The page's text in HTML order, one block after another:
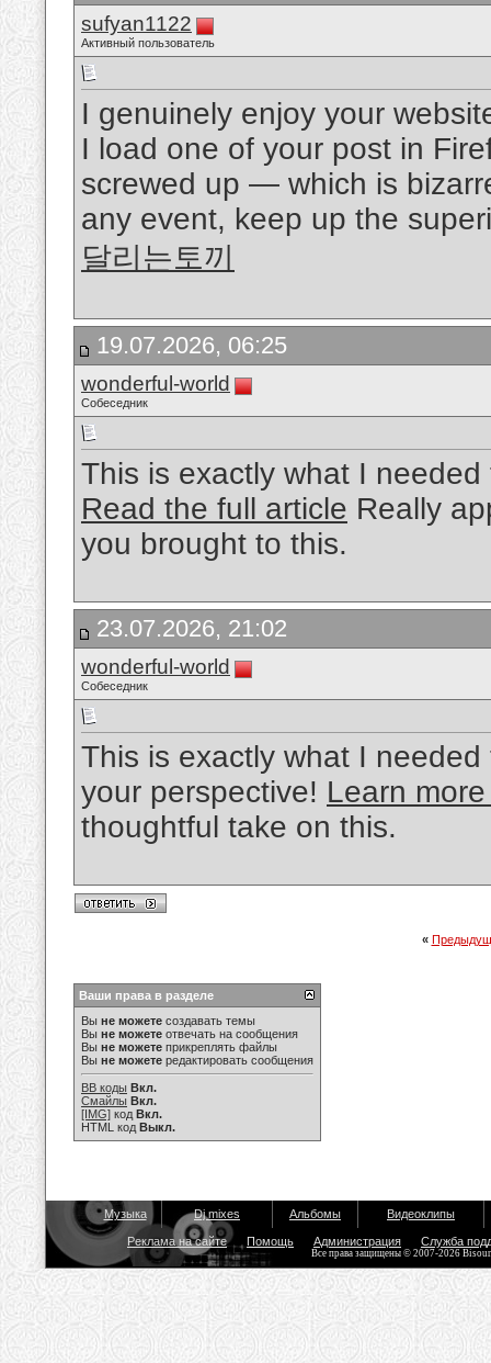
sufyan1122
Активный пользователь
I genuinely enjoy your
I load one of your post in
screwed up — which is
any event, keep up the
달리는토끼
19.07.2026, 06:25
wonderful-world
Собеседник
This is exactly what I
Read the full article Really
you brought to this.
23.07.2026, 21:02
wonderful-world
Собеседник
This is exactly what I
your perspective! Learn
thoughtful take on this.
«
Ваши права в разделе
Вы не можете создавать темы
Вы не можете отвечать на сообщения
Вы не можете прикреплять файлы
Вы не можете редактировать сообщения
BB коды Вкл.
Смайлы Вкл.
[IMG] код Вкл.
HTML код Выкл.
Музыка Dj mixes Альбомы Видеоклипы
Реклама на сайте Помощь Администрация Служба
Все права защищены © 2007-2026